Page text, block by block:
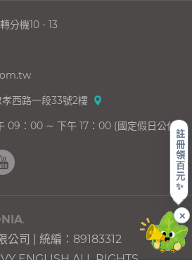
註
冊
領
百
元
✨
✕
下一則
嗶
轉分機10 - 13
西路一段33號2樓
09：00 ∼ 下午 17：00 (國定假日公休)
.
公司 | 統編：89183312
ENGLISH ALL RIGHTS